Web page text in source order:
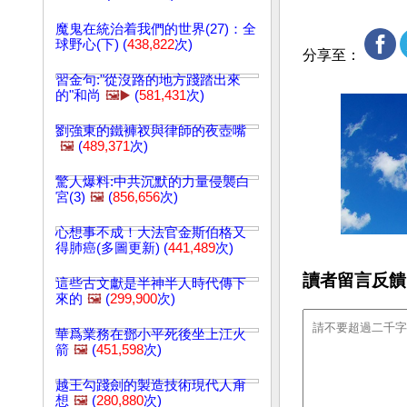
魔鬼在統治着我們的世界(27)：全
球野心(下) (438,822次)
習金句:"從沒路的地方踐踏出來
的"和尚 🖼️▶️ (581,431次)
劉強東的鐵褲衩與律師的夜壺嘴
🖼️ (489,371次)
驚人爆料:中共沉默的力量侵襲白
宮(3) 🖼️ (856,656次)
心想事不成！大法官金斯伯格又
得肺癌(多圖更新) (441,489次)
這些古文獻是半神半人時代傳下
來的 🖼️ (299,900次)
華爲業務在鄧小平死後坐上江火
箭 🖼️ (451,598次)
越王勾踐劍的製造技術現代人甭
想 🖼️ (280,880次)
分享至：
讀者留言反